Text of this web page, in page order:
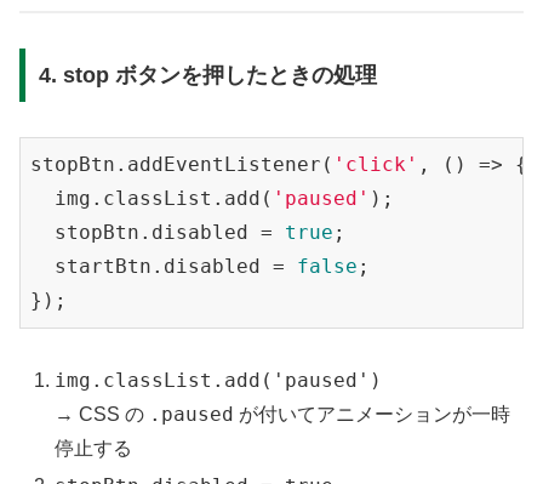
4. stop ボタンを押したときの処理
stopBtn.addEventListener( 'click' , () => {
  img.classList.add(
'paused' );
  stopBtn.disabled =
true ;
  startBtn.disabled =
false ;
img.classList.add('paused')
→ CSS の .paused が付いてアニメーションが一時
停止する